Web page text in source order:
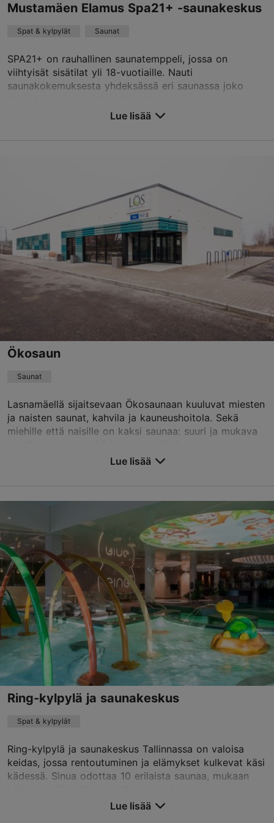
Mustamäen Elamus Spa21+ -saunakeskus
Spat & kylpylät Saunat
SPA21+ on rauhallinen saunatemppeli, jossa on
viihtyisät sisätilat yli 18-vuotiaille. Nauti
saunakokemuksesta yhdeksässä eri saunassa joko
saunarituaalissa. Rento...
01.01–31.12
ma-su 10:00–00:00
Lue lisää
elamused@elamusspa.ee
+372 650 2000
Lue ja kirjoita kommentteja TripAdvisorissa
Lue lisää
Ökosaun
Saunat
Lasnamäellä sijaitsevaan Ökosaunaan kuuluvat miesten
ja naisten saunat, kahvila ja kauneushoitola. Sekä
miehille että naisille on kaksi saunaa: suuri ja mukava
Lasnamäe
info@lasnamaesaun.ee
+372 675 0091
Lue lisää
Ring-kylpylä ja saunakeskus
Spat & kylpylät
Ring-kylpylä ja saunakeskus Tallinnassa on valoisa
keidas, jossa rentoutuminen ja elämykset kulkevat käsi
kädessä. Sinua odottaa 10 erilaista saunaa, mukaan
Lue lisää